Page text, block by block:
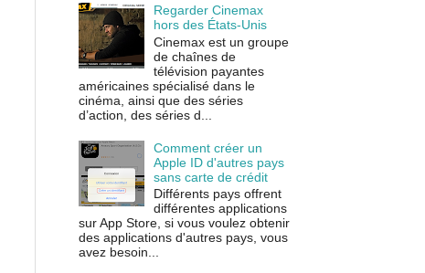
Regarder Cinemax
hors des États-Unis
Cinemax est un groupe
de chaînes de
télévision payantes
américaines spécialisé dans le
cinéma, ainsi que des séries
d’action, des séries d...
Comment créer un
Apple ID d'autres pays
sans carte de crédit
Différents pays offrent
différentes applications
sur App Store, si vous voulez obtenir
des applications d'autres pays, vous
avez besoin...